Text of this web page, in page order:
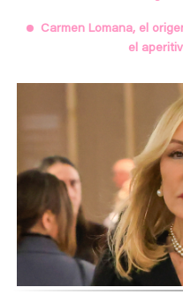
Carmen Lomana, el
el